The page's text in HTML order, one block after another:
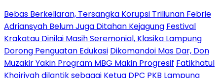
Bebas Berkeliaran, Tersangka Korupsi Triliunan Febrie
Adriansyah Belum Juga Ditahan Kejagung Festival
Krakatau Dinilai Masih Seremonial, Klasika Lampung
Dorong Penguatan Edukasi Dikomandoi Mas Dar, Don
Muzakir Yakin Program MBG Makin Progresif Fatikhatul
Khoiriyah dilantik sebagai Ketua DPC PKB Lampung